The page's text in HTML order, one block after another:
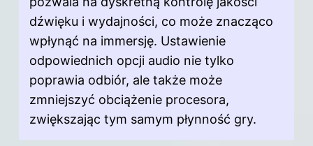
dźwięku i wydajności, co może znacząco
wpłynąć na immersję. Ustawienie
odpowiednich opcji audio nie tylko
poprawia odbiór, ale także może
zmniejszyć obciążenie procesora,
zwiększając tym samym płynność gry.